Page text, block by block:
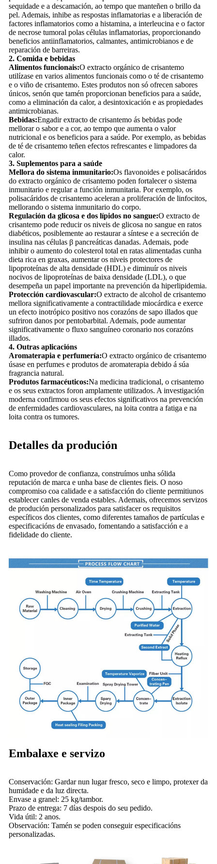
sequidade e a descamación, ao tempo que manteñen o brillo da
pel. Ademais, inhibe as respostas inflamatorias e a liberación de
factores inflamatorios como a histamina, a interleucina e o factor
de necrose tumoral polas células inflamatorias, proporcionando
beneficios antiinflamatorios, calmantes, antimicrobianos e de
reparación de barreiras.
2. Comida e bebidas
Alimentos funcionais:O extracto orgánico de crisantemo
utilízase en varios alimentos funcionais como o té de crisantemo
e o viño de crisantemo. Estes produtos non só ofrecen sabores
únicos, senón que tamén proporcionan beneficios para a saúde,
como a eliminación da calor, a desintoxicación e as propiedades
antimicrobianas.
Bebidas:Engadir extracto de crisantemo ás bebidas pode
mellorar o sabor e a cor, ao tempo que aumenta o valor
nutricional e os beneficios para a saúde. Por exemplo, as bebidas
de té de crisantemo teñen efectos refrescantes e limpadores da
calor.
3. Suplementos para a saúde
Mellora do sistema inmunitario:Os flavonoides e polisacáridos
do extracto orgánico de crisantemo poden fortalecer o sistema
inmunitario e regular a función inmunitaria. Por exemplo, os
polisacáridos de crisantemo aceleran a proliferación de linfocitos,
mellorando o sistema inmunitario do corpo.
Regulación da glicosa e dos lípidos no sangue:O extracto de
crisantemo pode reducir os niveis de glicosa no sangue en ratos
diabéticos, posiblemente ao restaurar a síntese e a secreción de
insulina nas células β pancreáticas danadas. Ademais, pode
inhibir o aumento do colesterol total en ratas alimentadas cunha
dieta rica en graxas, aumentar os niveis protectores de
lipoproteínas de alta densidade (HDL) e diminuír os niveis
nocivos de lipoproteínas de baixa densidade (LDL), o que
desempeña un papel importante na prevención da hiperlipidemia.
Protección cardiovascular:O extracto de alcohol de crisantemo
mellora significativamente a contractilidade miocárdica e exerce
un efecto inotrópico positivo nos corazóns de sapo illados que
sufriron danos por pentobarbital. Ademais, pode aumentar
significativamente o fluxo sanguíneo coronario nos corazóns
illados.
4. Outras aplicacións
Aromaterapia e perfumería:O extracto orgánico de crisantemo
úsase en perfumes e produtos de aromaterapia debido á súa
fragrancia natural.
Produtos farmacéuticos:Na medicina tradicional, o crisantemo
e os seus extractos foron amplamente utilizados. A investigación
moderna confirmou os seus efectos significativos na prevención
de enfermidades cardiovasculares, na loita contra a fatiga e na
loita contra os tumores.
Detalles da produción
Como provedor de confianza, construímos unha sólida
reputación de marca e unha base de clientes fieis. O noso
compromiso coa calidade e a satisfacción do cliente permitiunos
establecer canles de venda estables. Ademais, ofrecemos servizos
de produción personalizados para satisfacer os requisitos
específicos dos clientes, como diferentes tamaños de partículas e
especificacións de envasado, fomentando a satisfacción e a
fidelidade do cliente.
Embalaxe e servizo
Conservación: Gardar nun lugar fresco, seco e limpo, protexer da
humidade e da luz directa.
Envase a granel: 25 kg/tambor.
Prazo de entrega: 7 días despois do seu pedido.
Vida útil: 2 anos.
Observación: Tamén se poden conseguir especificacións
personalizadas.